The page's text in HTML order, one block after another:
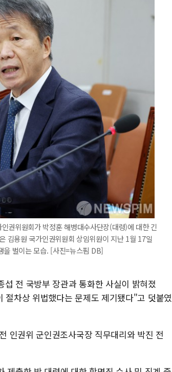
권위원회가 박정훈 해병대수사단장(대령)에 대한 긴
김용원 국가인권위원회 상임위원이 지난 1월 17일
을 벌이는 모습. [사진=뉴스핌 DB]
전 국방부 장관과 통화한 사실이 밝혀졌
차상 위법했다는 문제도 제기됐다"고 덧붙였
인권위 군인권조사국장 직무대리와 박진 전